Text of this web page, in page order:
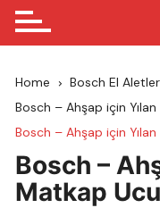
Home
Bosch El
Bosch – Ahşap için
Bosch – Ahşap için
Bosch –
Matkap